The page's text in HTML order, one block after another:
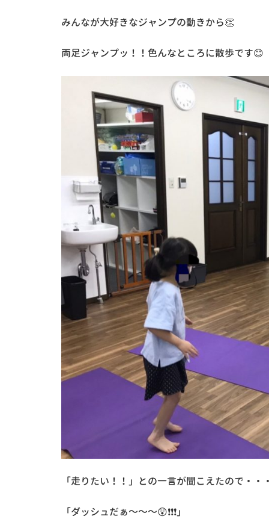
みんなが大好きなジャンプの動きから👏
両足ジャンプッ！！色んなところに散歩です😊
「走りたい！！」との一言が聞こえたので・・
「ダッシュだぁ～～～😲❗❗❗」